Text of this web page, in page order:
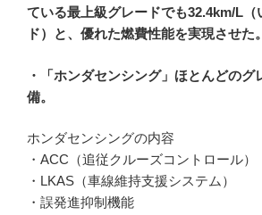
ている最上級グレードでも32.4km/L（
ド）と、優れた燃費性能を実現させた。
・「ホンダセンシング」ほとんどのグ
備。
ホンダセンシングの内容
・ACC（追従クルーズコントロール）
・LKAS（車線維持支援システム）
・誤発進抑制機能